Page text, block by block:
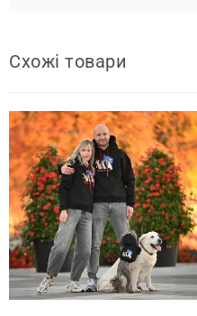
Схожі товари